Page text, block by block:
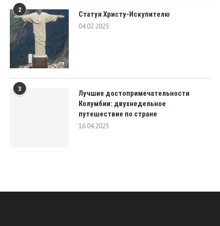
2 Статуя Христу-Искупителю
04.02.2025
3
Лучшие достопримечательности
Колумбии: двухнедельное
путешествие по стране
16.04.2025